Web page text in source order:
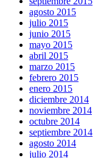
agosto 2015
julio 2015
junio 2015
mayo 2015
abril 2015
marzo 2015
febrero 2015
enero 2015
diciembre 2014
noviembre 2014
octubre 2014
septiembre 2014
agosto 2014
julio 2014